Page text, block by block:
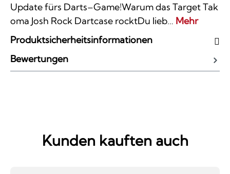
Update fürs Darts–Game!Warum das Target Tak
oma Josh Rock Dartcase rocktDu lieb… Mehr
Produktsicherheitsinformationen
Bewertungen
Kunden kauften auch